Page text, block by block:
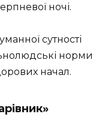
ночі.
сутності
норми
начал.